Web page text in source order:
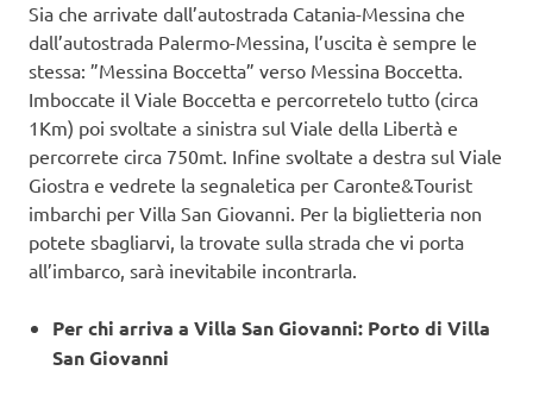
Sia che arrivate dall’autostrada Catania-Messina che
dall’autostrada Palermo-Messina, l’uscita è sempre le
stessa: ”Messina Boccetta” verso Messina Boccetta.
Imboccate il Viale Boccetta e percorretelo tutto (circa
1Km) poi svoltate a sinistra sul Viale della Libertà e
percorrete circa 750mt. Infine svoltate a destra sul Viale
Giostra e vedrete la segnaletica per Caronte&Tourist
imbarchi per Villa San Giovanni. Per la biglietteria non
potete sbagliarvi, la trovate sulla strada che vi porta
all’imbarco, sarà inevitabile incontrarla.
Per chi arriva a Villa San Giovanni: Porto di Villa
San Giovanni